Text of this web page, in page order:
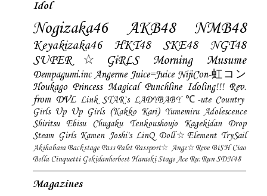
Idol
Nogizaka46 AKB48 NMB48
Keyakizaka46 HKT48 SKE48
NGT48
SUPER☆GiRLS
Morning Musume
Dempagumi.inc Angerme Juice=Juice NijiCon-虹コン
Houkago Princess Magical Punchline Idoling!!! Rev.
from DVL Link STAR`s LADYBABY ℃-ute Country
Girls Up Up Girls (Kakko Kari) Yumemiru Adolescence
Shiritsu Ebisu Chugaku
Tenkoushoujo Kagekidan
Drop
Steam Girls Kamen Joshi's LinQ Doll☆Element TrySail
Akihabara Backstage Pass Palet Passport☆ Ange☆Reve BiSH Ciao
Bella Cinquetti Gekidanherbest Haraeki Stage Ace Ru:Run SDN48
Magazines